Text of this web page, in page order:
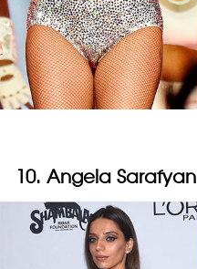
10. Angela Sarafyan